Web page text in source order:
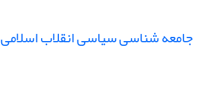
جامعه شناسی سیاسی انقلاب اسلامی